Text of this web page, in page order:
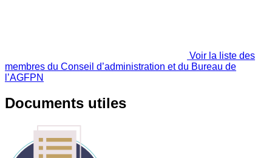
Voir la liste des
membres du Conseil d’administration et du Bureau de
l’AGFPN
Documents utiles